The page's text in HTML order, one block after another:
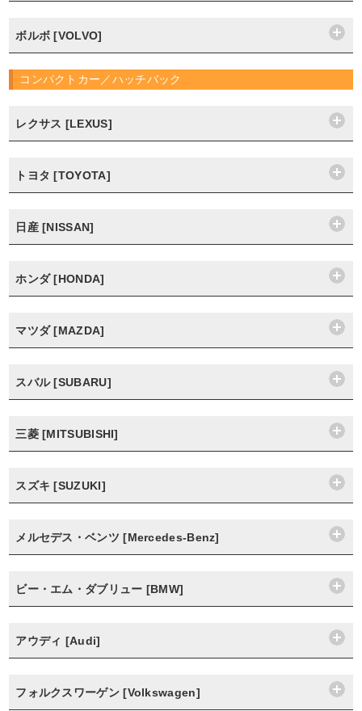
ボルボ [VOLVO]
コンパクトカー／ハッチバック
レクサス [LEXUS]
トヨタ [TOYOTA]
日産 [NISSAN]
ホンダ [HONDA]
マツダ [MAZDA]
スバル [SUBARU]
三菱 [MITSUBISHI]
スズキ [SUZUKI]
メルセデス・ベンツ [Mercedes-Benz]
ビー・エム・ダブリュー [BMW]
アウディ [Audi]
フォルクスワーゲン [Volkswagen]